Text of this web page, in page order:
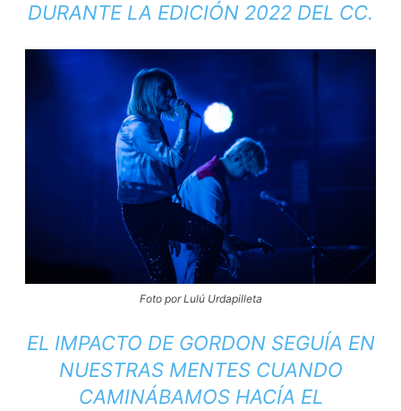
DURANTE LA EDICIÓN 2022 DEL CC.
Foto por Lulú Urdapilleta
EL IMPACTO DE GORDON SEGUÍA EN
NUESTRAS MENTES CUANDO
CAMINÁBAMOS HACÍA EL